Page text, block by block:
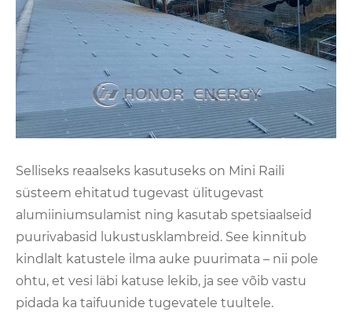
Selliseks reaalseks kasutuseks on Mini Raili
süsteem ehitatud tugevast ülitugevast
alumiiniumsulamist ning kasutab spetsiaalseid
puurivabasid lukustusklambreid. See kinnitub
kindlalt katustele ilma auke puurimata – nii pole
ohtu, et vesi läbi katuse lekib, ja see võib vastu
pidada ka taifuunide tugevatele tuultele.